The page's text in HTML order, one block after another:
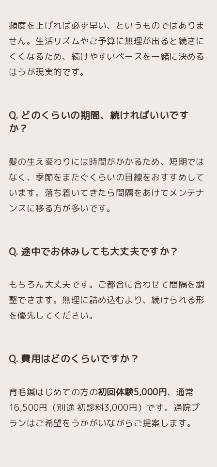
頻度を上げれば必ず早い、というものではありま
せん。生活リズムやご予算に無理が出ると続きに
くくなるため、続けやすいペースを一緒に決める
ほうが現実的です。
Q. どのくらいの期間、続ければいいです
か？
髪の生え変わりには時間がかかるため、短期では
なく、季節をまたぐくらいの目線をおすすめして
います。落ち着いてきたら間隔をあけてメンテナ
ンスに移る方が多いです。
Q. 途中でお休みしても大丈夫ですか？
もちろん大丈夫です。ご都合に合わせて間隔を調
整できます。無理に詰め込むより、続けられる形
を優先してください。
Q. 費用はどのくらいですか？
育毛鍼はじめての方の初回体験5,000円、通常
16,500円（別途 初診料3,000円）です。通院プ
ランはご希望をうかがいながらご提案します。